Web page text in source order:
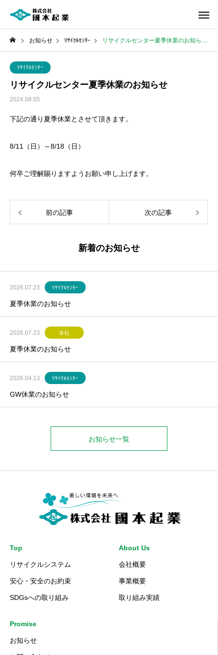
お知らせ ﾘｻｲｸﾙｾﾝﾀｰ リサイクルセンター夏季休業のお知らせ
ﾘｻｲｸﾙｾﾝﾀｰ
リサイクルセンター夏季休業のお知らせ
2024.08.05
下記の通り夏季休業とさせて頂きます。
8/11（日）～8/18（日）
何卒ご理解賜りますようお願い申し上げます。
前の記事 次の記事
新着のお知らせ
2026.07.23 ﾘｻｲｸﾙｾﾝﾀｰ
夏季休業のお知らせ
2026.07.23 本社
夏季休業のお知らせ
2026.04.13 ﾘｻｲｸﾙｾﾝﾀｰ
GW休業のお知らせ
お知らせ一覧
Top
リサイクルシステム
安心・安全のお約束
SDGsへの取り組み
About Us
会社概要
事業概要
取り組み実績
Promise
お知らせ